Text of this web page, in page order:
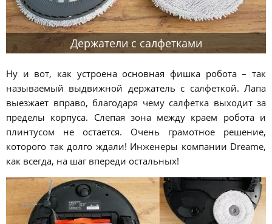
Держатели с салфетками
Ну и вот, как устроена основная фишка робота – так
называемый выдвижной держатель с салфеткой. Лапа
выезжает вправо, благодаря чему салфетка выходит за
пределы корпуса. Слепая зона между краем робота и
плинтусом не остается. Очень грамотное решение,
которого так долго ждали! Инженеры компании Dreame,
как всегда, на шаг впереди остальных!